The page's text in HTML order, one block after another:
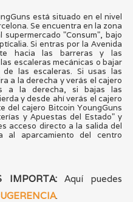
está situado en el nivel
Se encuentra en la zona
"Consum", bajo
Si entras por la Avenida
hacia las barreras y las
escaleras mecánicas o bajar
las escaleras. Si usas las
a la derecha y verás el cajero
a la derecha, si bajas las
y desde ahí verás el cajero
del cajero Bitcoin YoungGuns
y Apuestas del Estado" y
acceso directo a la salida del
al aparcamiento del centro
IMPORTA:Aquí puedes
.